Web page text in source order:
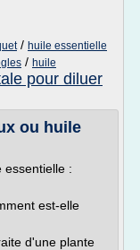
/ huile essentielle
/ huile
pour diluer
ou huile
essentielle :
est-elle
d'une plante